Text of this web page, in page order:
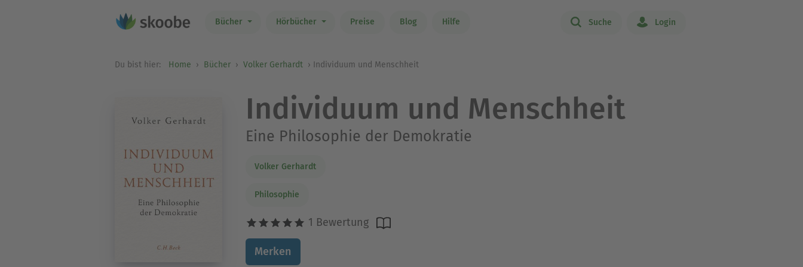
Bücher Hörbücher Preise Blog Hilfe Suche Login
Du bist hier: Home Bücher Volker Gerhardt Individuum und Menschheit
Individuum und Menschheit
Eine Philosophie der Demokratie
Volker Gerhardt
Philosophie
1 Bewertung
Merken